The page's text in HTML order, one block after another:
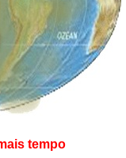
tempo